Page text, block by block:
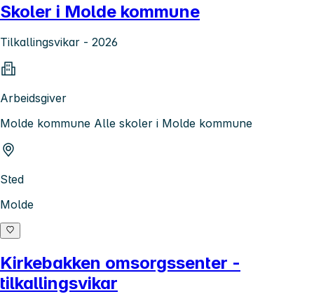
Skoler i Molde kommune
Tilkallingsvikar - 2026
Arbeidsgiver
Molde kommune Alle skoler i Molde kommune
Sted
Molde
Kirkebakken omsorgssenter -
tilkallingsvikar